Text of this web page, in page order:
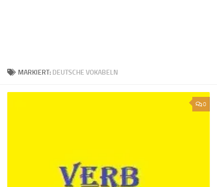
MARKIERT: DEUTSCHE VOKABELN
0